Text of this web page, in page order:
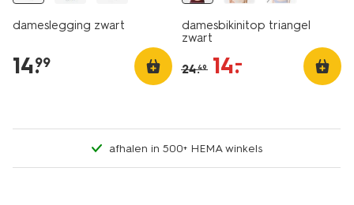
dameslegging zwart
14.
99
damesbikinitop triangel
zwart
24.49 14.
–
afhalen in 500+ HEMA winkels